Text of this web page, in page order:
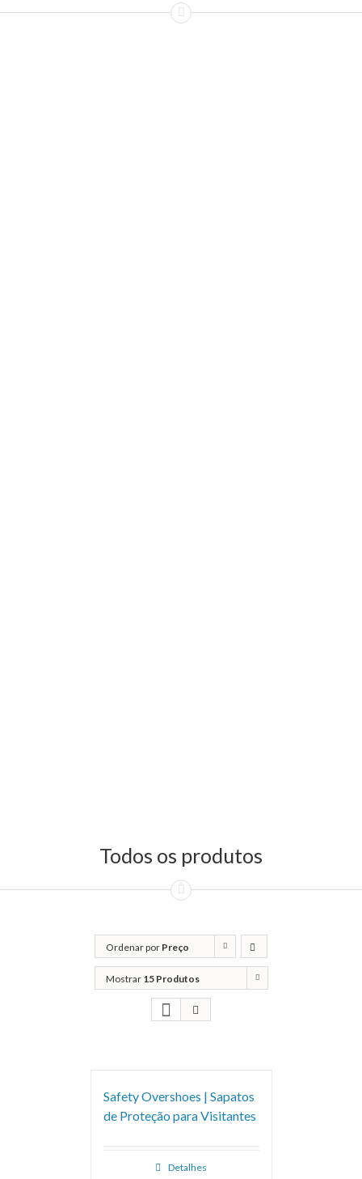
Todos os produtos
Ordenar por Preço
Mostrar 15 Produtos
Safety Overshoes | Sapatos
de Proteção para Visitantes
Detalhes